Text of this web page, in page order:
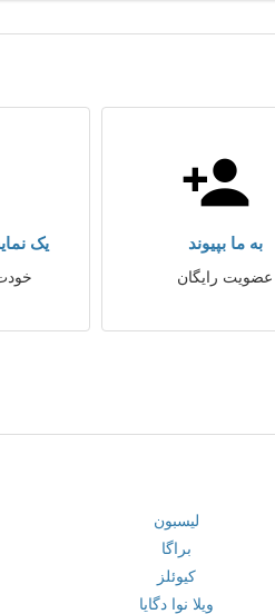
به ما بپیوند
عضویت رایگان
یک
لیسبون
براگا
کیوئلز
ویلا نوا دگایا